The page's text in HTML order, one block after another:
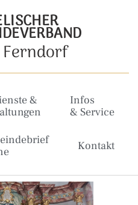
&
Infos
& Service
Kontakt